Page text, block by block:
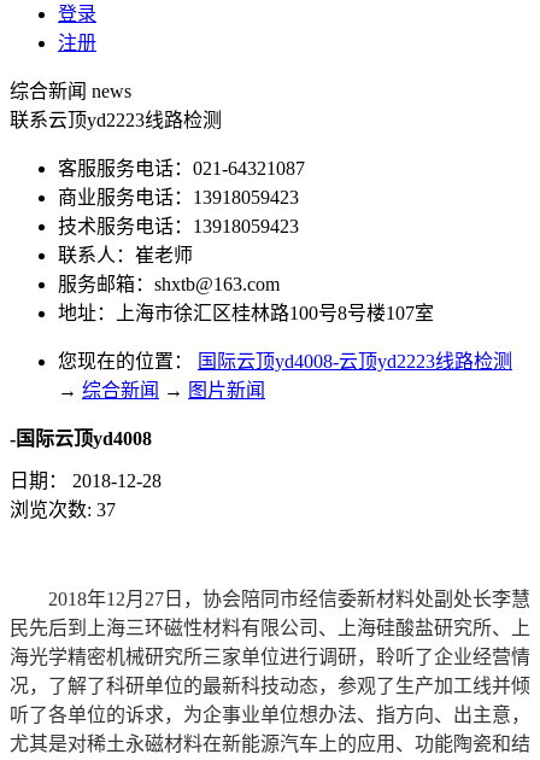
登录
注册
综合新闻 news
联系云顶yd2223线路检测
客服服务电话：021-64321087
商业服务电话：13918059423
技术服务电话：13918059423
联系人：崔老师
服务邮箱： shxtb@163.com
地址：上海市徐汇区桂林路100号8号楼107室
您现在的位置：
国际云顶yd4008-云顶yd2223线路检测
→ 综合新闻 → 图片新闻
-国际云顶yd4008
日期：
2018-12-28
浏览次数: 37
2018年12月27日，协会陪同市经信委新材料处副处长李慧
民先后到上海三环磁性材料有限公司、上海硅酸盐研究所、上
海光学精密机械研究所三家单位进行调研，聆听了企业经营情
况，了解了科研单位的最新科技动态，参观了生产加工线并倾
听了各单位的诉求，为企事业单位想办法、指方向、出主意，
尤其是对稀土永磁材料在新能源汽车上的应用、功能陶瓷和结